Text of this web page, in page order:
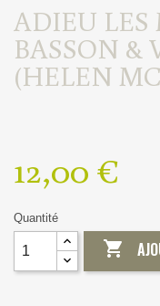
ADIEU LES
BASSON &
(HELEN
12,00 €
Quantité
